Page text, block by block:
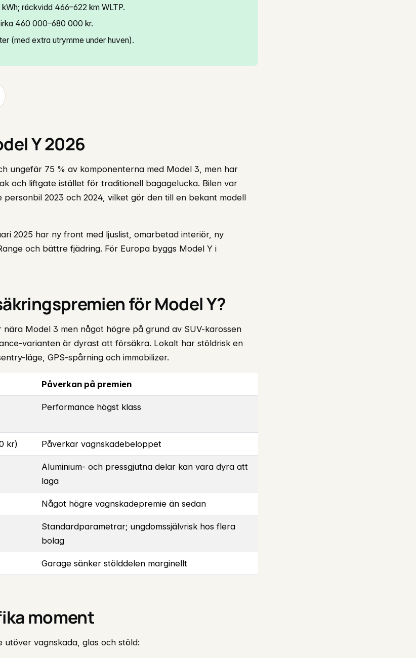
räckvidd 466–622 km WLTP.
460 000–680 000 kr.
(med extra utrymme under huven).
Y 2026
ungefär 75 % av komponenterna med Model 3, men har
och liftgate istället för traditionell bagagelucka. Bilen var
personbil 2023 och 2024, vilket gör den till en bekant modell
2025 har ny front med ljuslist, omarbetad interiör, ny
och bättre fjädring. För Europa byggs Model Y i
för Model Y?
nära Model 3 men något högre på grund av SUV-karossen
varianten är dyrast att försäkra. Lokalt har stöldrisk en
läge, GPS-spårning och immobilizer.
Påverkan på premien
Performance högst klass
kr) Påverkar vagnskadebeloppet
Aluminium- och pressgjutna delar kan vara dyra att
laga
Något högre vagnskadepremie än sedan
Standardparametrar; ungdomssjälvrisk hos flera
bolag
Garage sänker stölddelen marginellt
moment
utöver vagnskada, glas och stöld: